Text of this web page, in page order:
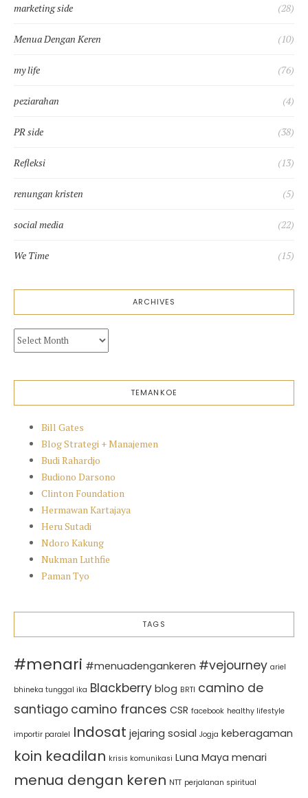
marketing side (28)
Menua Dengan Keren (10)
my life (76)
peziarahan (4)
PR side (38)
Refleksi (13)
renungan kristen (5)
social media (22)
We Time (15)
ARCHIVES
Archives
TEMANKOE
Bill Gates
Blog Strategi + Manajemen
Budi Rahardjo
Budiono Darsono
Clinton Foundation
Hermawan Kartajaya
Heru Sutadi
Ndoro Kakung
Nukman Luthfie
Paman Tyo
TAGS
#menari #menuadengankeren #vejourney ariel
bhineka tunggal ika Blackberry blog BRTI camino de
santiago camino frances CSR facebook healthy lifestyle
importir paralel Indosat jejaring sosial Jogja keberagaman
koin keadilan krisis komunikasi Luna Maya menari
menua dengan keren NTT perjalanan spiritual